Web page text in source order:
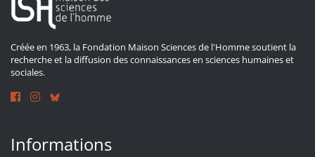
Créée en 1963, la Fondation Maison Sciences de l'Homme soutient la
recherche et la diffusion des connaissances en sciences humaines et
sociales.
Informations